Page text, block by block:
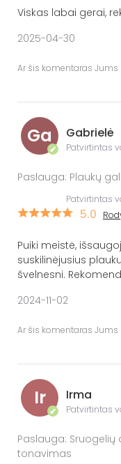
Viskas labai gerai,
2025-04-30
Ar šis komentaras
Ga
✔
Gabrielė
Patvirtintas
Paslauga: Plaukų
Patvirtintas
5.0
Puiki meistė,
suskilinėjusius
švelnesni.
2024-11-02
Ar šis komentaras
Ir
✔
Irma
Patvirtintas
Paslauga:
tonavimas